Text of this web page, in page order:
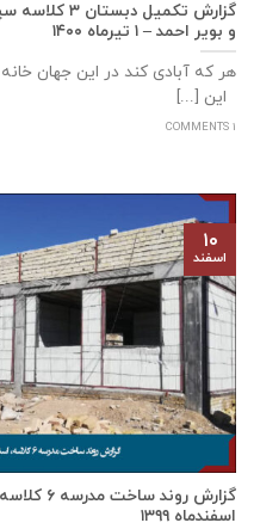
گزارش
و بوير احمد – ۱ تیرماه ۱۴۰۰
هر که آبادی کند در این جهان
این [...]
1 COMMENTS
اسفندماه ۱۳۹۹
۱۰
اسفند